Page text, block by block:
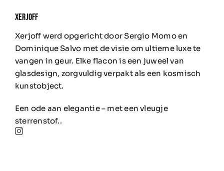
XERJOFF
Xerjoff werd opgericht door Sergio Momo en
Dominique Salvo met de visie om ultieme luxe te
vangen in geur. Elke flacon is een juweel van
glasdesign, zorgvuldig verpakt als een kosmisch
kunstobject.
Een ode aan elegantie – met een vleugje
sterrenstof..